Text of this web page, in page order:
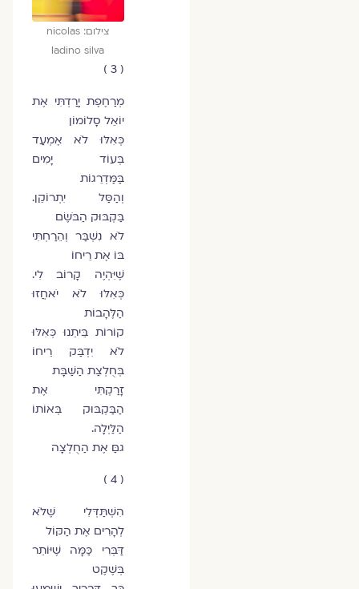
צילום: nicolas
ladino silva
מְרַחֶפֶת יָרַדְתִּי אֶת
יוֹאֵל סָלוֹמוֹן
כְּאִלּוּ לֹא אֶמְעַד
בְּעוֹד יָמִים
בַּמַּדְרֵגוֹת
וְהַסַּל יִתְרוֹקֵן.
בַּקְבּוּק הַבֹּשֶׂם
לֹא נִשְׁבַּר וְהֵרַחְתִּי
בּוֹ אֶת רֵיחוֹ
שֶׁיִּהְיֶה קָרוֹב לִי.
כְּאִלּוּ לֹא יֹאחֲזוּ
הַלֶּהָבוֹת
קוֹרוֹת בֵּיתֵנוּ כְּאִלּוּ
לֹא יִדְבַּק רֵיחוֹ
בְּחֻלְצַת הַשַּׁבָּת
זָרַקְתִּי אֶת
הַבַּקְבּוּק בְּאוֹתוֹ
הַלַּיְלָה.
גםַּ אֶת הַחֻלְצָה
הִשְׁתַּדְּלִי שֶׁלֹּא
לְהָרִים אֶת הַקּוֹל
דַּבְּרִי כַּמָּה שֶׁיּוֹתֵר
בְּשֶׁקֶט